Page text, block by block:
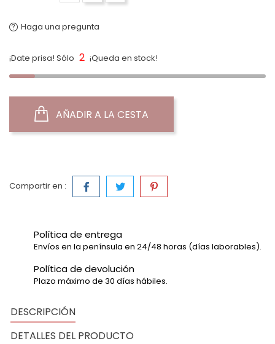
Haga una pregunta
¡Date prisa! Sólo 2 ¡Queda en stock!
AÑADIR A LA CESTA
Compartir en :
Política de entrega
Envíos en la península en 24/48 horas (días laborables).
Política de devolución
Plazo máximo de 30 días hábiles.
DESCRIPCIÓN
DETALLES DEL PRODUCTO